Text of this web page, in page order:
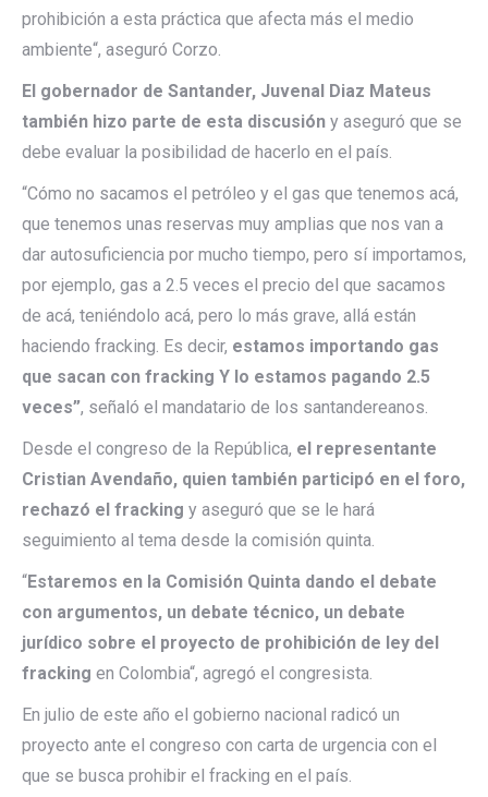
prohibición a esta práctica que afecta más el medio
ambiente“, aseguró Corzo.
El gobernador de Santander, Juvenal Diaz Mateus
también hizo parte de esta discusión y aseguró que se
debe evaluar la posibilidad de hacerlo en el país.
“Cómo no sacamos el petróleo y el gas que tenemos acá,
que tenemos unas reservas muy amplias que nos van a
dar autosuficiencia por mucho tiempo, pero sí importamos,
por ejemplo, gas a 2.5 veces el precio del que sacamos
de acá, teniéndolo acá, pero lo más grave, allá están
haciendo fracking. Es decir, estamos importando gas
que sacan con fracking Y lo estamos pagando 2.5
veces”, señaló el mandatario de los santandereanos.
Desde el congreso de la República, el representante
Cristian Avendaño, quien también participó en el foro,
rechazó el fracking y aseguró que se le hará
seguimiento al tema desde la comisión quinta.
“Estaremos en la Comisión Quinta dando el debate
con argumentos, un debate técnico, un debate
jurídico sobre el proyecto de prohibición de ley del
fracking en Colombia“, agregó el congresista.
En julio de este año el gobierno nacional radicó un
proyecto ante el congreso con carta de urgencia con el
que se busca prohibir el fracking en el país.